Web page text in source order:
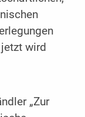
wird
„Zur